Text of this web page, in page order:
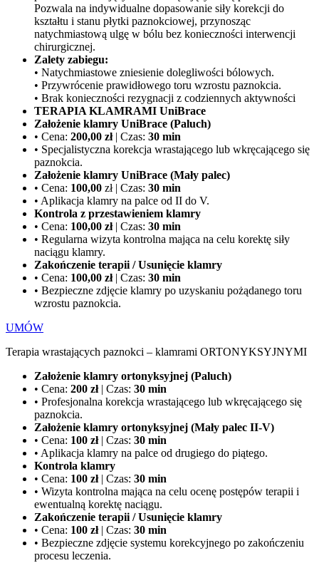
Pozwala na indywidualne dopasowanie siły korekcji do
kształtu i stanu płytki paznokciowej, przynosząc
natychmiastową ulgę w bólu bez konieczności interwencji
chirurgicznej.
Zalety zabiegu:
• Natychmiastowe zniesienie dolegliwości bólowych.
• Przywrócenie prawidłowego toru wzrostu paznokcia.
• Brak konieczności rezygnacji z codziennych aktywności
TERAPIA KLAMRAMI UniBrace
Założenie klamry UniBrace (Paluch)
• Cena: 200,00 zł| Czas: 30 min
• Specjalistyczna korekcja wrastającego lub wkręcającego się
paznokcia.
Założenie klamry UniBrace (Mały palec)
• Cena: 100,00 zł| Czas: 30 min
• Aplikacja klamry na palce od II do V.
Kontrola z przestawieniem klamry
• Cena: 100,00 zł| Czas: 30 min
• Regularna wizyta kontrolna mająca na celu korektę siły
naciągu klamry.
Zakończenie terapii / Usunięcie klamry
• Cena: 100,00 zł| Czas: 30 min
• Bezpieczne zdjęcie klamry po uzyskaniu pożądanego toru
wzrostu paznokcia.
UMÓW
Terapia wrastających paznokci – klamrami ORTONYKSYJNYMI
Założenie klamry ortonyksyjnej (Paluch)
• Cena: 200 zł| Czas: 30 min
• Profesjonalna korekcja wrastającego lub wkręcającego się
paznokcia.
Założenie klamry ortonyksyjnej (Mały palec II-V)
• Cena: 100 zł| Czas: 30 min
• Aplikacja klamry na palce od drugiego do piątego.
Kontrola klamry
• Cena: 100 zł| Czas: 30 min
• Wizyta kontrolna mająca na celu ocenę postępów terapii i
ewentualną korektę naciągu.
Zakończenie terapii / Usunięcie klamry
• Cena: 100 zł| Czas: 30 min
• Bezpieczne zdjęcie systemu korekcyjnego po zakończeniu
procesu leczenia.